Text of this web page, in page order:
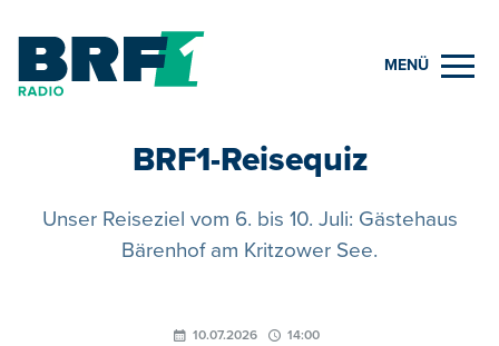
MENÜ
BRF1-Reisequiz
Unser Reiseziel vom 6. bis 10. Juli: Gästehaus
Bärenhof am Kritzower See.
10.07.2026 14:00